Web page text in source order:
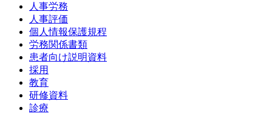
人事労務
人事評価
個人情報保護規程
労務関係書類
患者向け説明資料
採用
教育
研修資料
診療